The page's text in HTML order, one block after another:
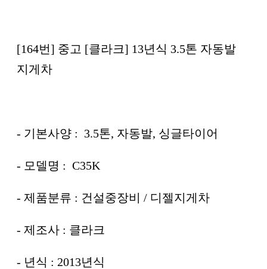
[164번] 중고 [클라크] 13년식 3.5톤 자동발
지게차
- 기본사양 : 3.5톤, 자동발, 싱글타이어
- 모델명 : C35K
- 제품분류 : 건설중장비 / 디젤지게차
- 제조사 : 클라크
- 년식 : 2013년식